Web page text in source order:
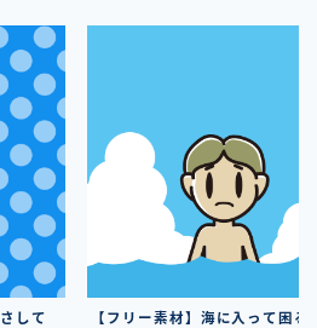
して
【フリー素材】海に入って困る